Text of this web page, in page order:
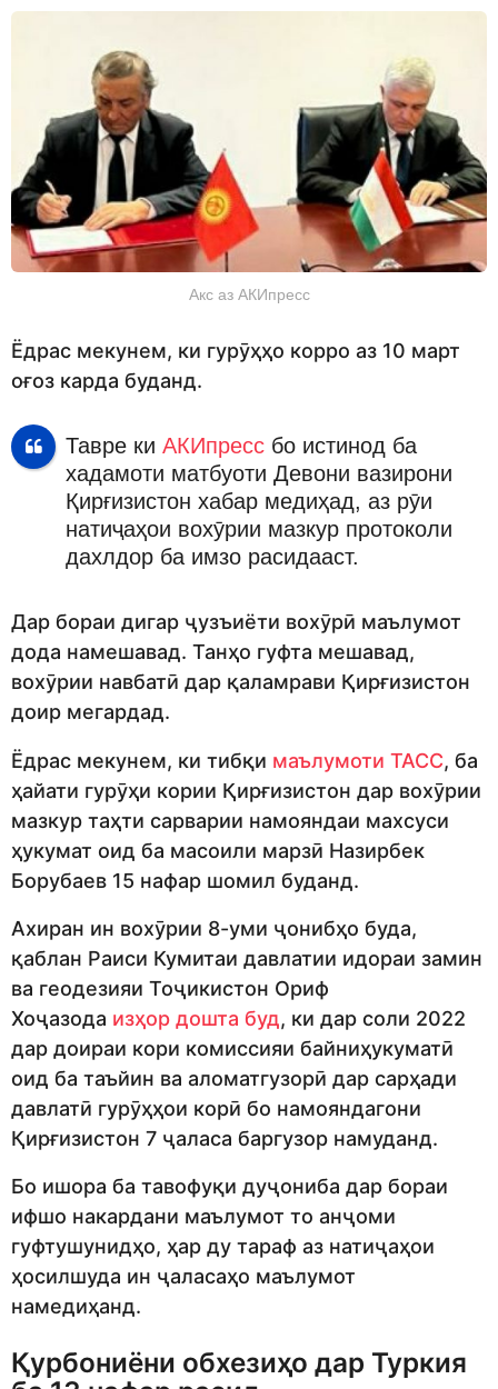
Акс аз АКИпресс
Ёдрас мекунем, ки гурӯҳҳо корро аз 10 март
оғоз карда буданд.
Тавре ки АКИпрессбо истинод ба
хадамоти матбуоти Девони вазирони
Қирғизистон хабар медиҳад, аз рӯи
натиҷаҳои вохӯрии мазкур протоколи
дахлдор ба имзо расидааст.
Дар бораи дигар ҷузъиёти вохӯрӣ маълумот
дода намешавад. Танҳо гуфта мешавад,
вохӯрии навбатӣ дар қаламрави Қирғизистон
доир мегардад.
Ёдрас мекунем, ки тибқи маълумоти ТАСС, ба
ҳайати гурӯҳи кории Қирғизистон дар вохӯрии
мазкур таҳти сарварии намояндаи махсуси
ҳукумат оид ба масоили марзӣ Назирбек
Борубаев 15 нафар шомил буданд.
Ахиран ин вохӯрии 8-уми ҷонибҳо буда,
қаблан Раиси Кумитаи давлатии идораи замин
ва геодезияи Тоҷикистон Ориф
Хоҷазода изҳор дошта буд, ки дар соли 2022
дар доираи кори комиссияи байниҳукуматӣ
оид ба таъйин ва аломатгузорӣ дар сарҳади
давлатӣ гурӯҳҳои корӣ бо намояндагони
Қирғизистон 7 ҷаласа баргузор намуданд.
Бо ишора ба тавофуқи дуҷониба дар бораи
ифшо накардани маълумот то анҷоми
гуфтушунидҳо, ҳар ду тараф аз натиҷаҳои
ҳосилшуда ин ҷаласаҳо маълумот
намедиҳанд.
Қурбониёни обхезиҳо дар Туркия